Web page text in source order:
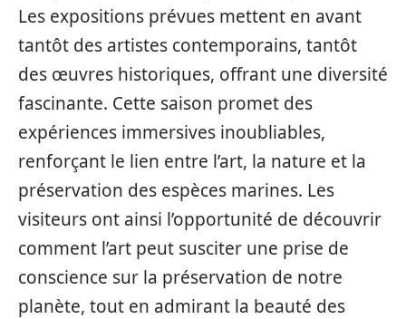
Les expositions prévues mettent en avant
tantôt des artistes contemporains, tantôt
des œuvres historiques, offrant une diversité
fascinante. Cette saison promet des
expériences immersives inoubliables,
renforçant le lien entre l’art, la nature et la
préservation des espèces marines. Les
visiteurs ont ainsi l’opportunité de découvrir
comment l’art peut susciter une prise de
conscience sur la préservation de notre
planète, tout en admirant la beauté des